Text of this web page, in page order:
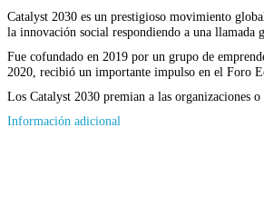
Catalyst 2030 es un prestigioso movimiento
la innovación social respondiendo a una llamada
Fue cofundado en 2019 por un grupo de
2020, recibió un importante impulso en el Foro
Los Catalyst 2030 premian a las organizaciones
Información adicional